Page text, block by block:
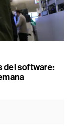
del software: